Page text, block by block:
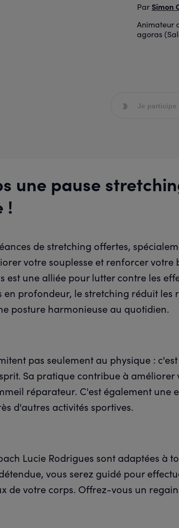
Par Simon
Animateur
agoras
Je participe
une pause
!
de stretching offertes,
votre souplesse et renforcer
est une alliée pour lutter contre les
en profondeur, le stretching réduit les
posture harmonieuse au quotidien.
pas seulement au physique :
Sa pratique contribue à
réparateur. C'est également une
d'autres activités sportives.
Lucie Rodrigues sont adaptées à
vous serez guidé pour
de votre corps. Offrez-vous un